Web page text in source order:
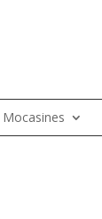
Mocasines